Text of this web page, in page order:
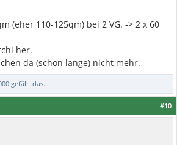
(eher 110-125qm) bei 2 VG. -> 2 x 60
her.
da (schon lange) nicht mehr.
gefällt das.
#10